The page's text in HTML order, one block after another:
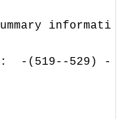
informati
-(519--529) -